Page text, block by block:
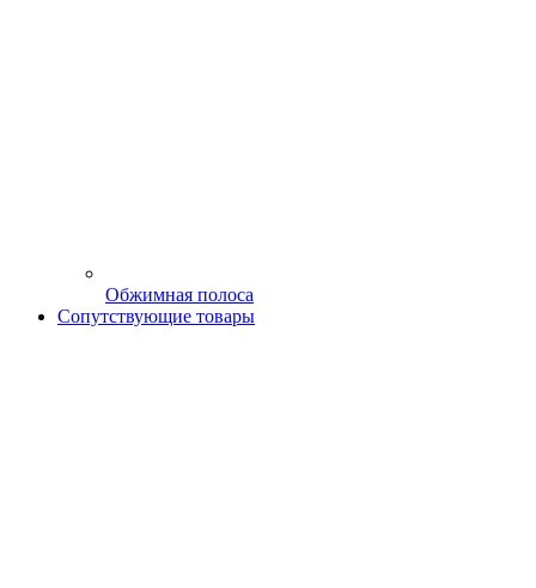
Обжимная полоса
Сопутствующие товары